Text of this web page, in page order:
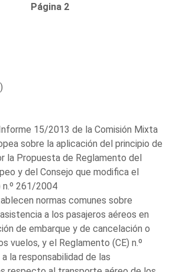
Página 2
15/2013 de la Comisión Mixta
sobre la aplicación del principio de
la Propuesta de Reglamento del
y del Consejo que modifica el
n.º 261/2004
normas comunes sobre
a los pasajeros aéreos en
de embarque y de cancelación o
vuelos, y el Reglamento (CE) n.º
la responsabilidad de las